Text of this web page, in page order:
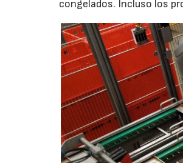
congelados. Incluso los